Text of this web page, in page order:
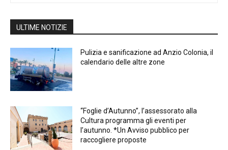
ULTIME NOTIZIE
Pulizia e sanificazione ad Anzio Colonia, il
calendario delle altre zone
“Foglie d’Autunno”, l’assessorato alla
Cultura programma gli eventi per
l’autunno. *Un Avviso pubblico per
raccogliere proposte